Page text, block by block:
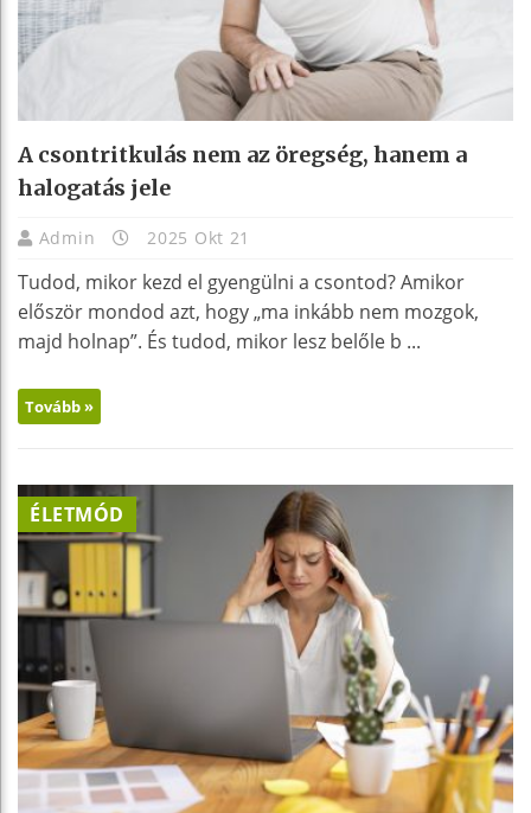
A csontritkulás nem az öregség, hanem a
halogatás jele
Admin 2025 Okt 21
Tudod, mikor kezd el gyengülni a csontod? Amikor
először mondod azt, hogy „ma inkább nem mozgok,
majd holnap”. És tudod, mikor lesz belőle b ...
Tovább »
ÉLETMÓD